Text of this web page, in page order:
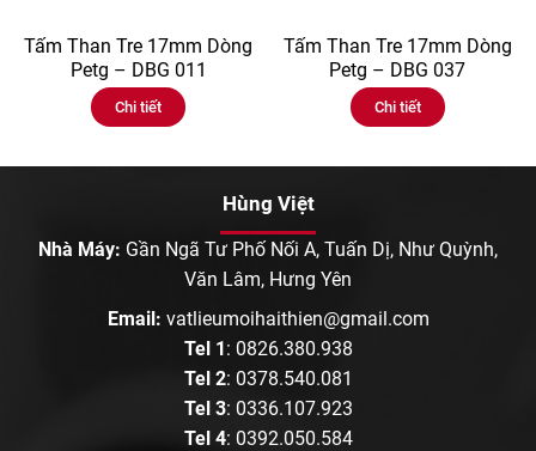
Tấm Than Tre 17mm Dòng
Petg – DBG 011
Chi tiết
Tấm Than Tre 17mm Dòng
Petg – DBG 037
Chi tiết
Hùng Việt
Nhà Máy: Gần Ngã Tư Phố Nối A, Tuấn Dị, Như Quỳnh,
Văn Lâm, Hưng Yên
Email: vatlieumoihaithien@gmail.com
Tel 1: 0826.380.938
Tel 2: 0378.540.081
Tel 3: 0336.107.923
Tel 4: 0392.050.584